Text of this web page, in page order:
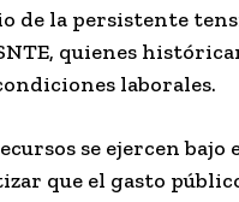
de la persistente
, quienes
laborales.
se ejercen
que el gasto